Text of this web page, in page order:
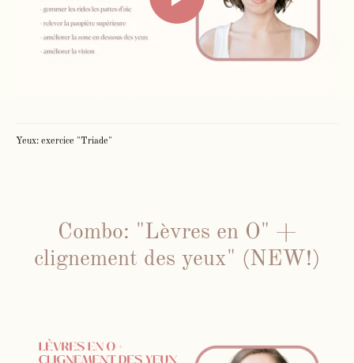
Yeux: exercice "Triade"
Combo: "Lèvres en O" +
clignement des yeux" (NEW!)
Face Gym
Mes cours en présentiel et / ou